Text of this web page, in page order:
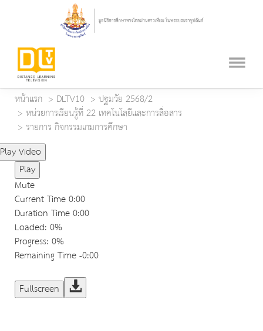
หน้าแรก DLTV10
ปฐมวัย 2568/2
หน่วยการเรียนรู้ที่ 22 เทคโนโลยีและการสื่อสาร
รายการ กิจกรรมเกมการศึกษา
Play Video
Play
Mute
Current Time0:00
Duration Time0:00
Loaded: 0%
Progress: 0%
Remaining Time-0:00
Fullscreen